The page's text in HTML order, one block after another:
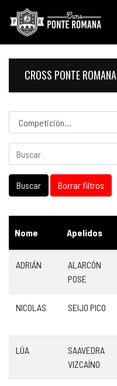
CROSS PONTE ROMANA
Competicion
Nome Apelidos
ADRIÁN
ALARCÓN
POSE
NICOLAS SEIJO PICO
LÚA
SAAVEDRA
VIZCAÍNO